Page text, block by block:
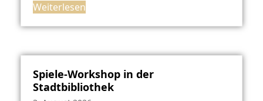
Weiterlesen
Spiele-Workshop in der
Stadtbibliothek